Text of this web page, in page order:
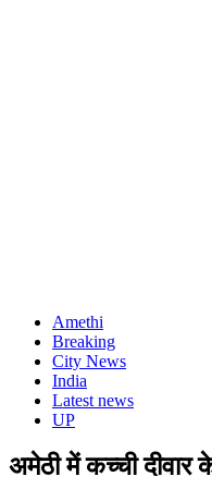
Amethi
Breaking
City News
India
Latest news
UP
अमेठी में कच्ची दीवार